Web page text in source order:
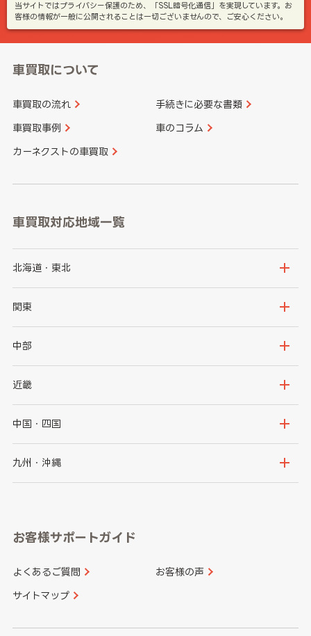
当サイトではプライバシー保護のため、「SSL暗号化通信」を実現しています。お
客様の情報が一般に公開されることは一切ございませんので、ご安心ください。
車買取について
車買取の流れ 手続きに必要な書類
車買取事例 車のコラム
カーネクストの車買取
車買取対応地域一覧
北海道・東北
北海道
岩手県
秋田県
関東
茨城県
群馬県
千葉県
中部
新潟県
石川県
山梨県
愛知県
近畿
大阪府
京都府
和歌山県
中国・四国
鳥取県
山口県
香川県 愛媛県
九州・沖縄
長崎県
大分県 宮崎県
お客様サポートガイド
よくあるご質問 お客様の声
サイトマップ